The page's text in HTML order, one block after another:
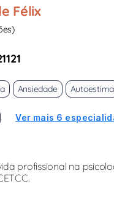
Félix
Ansiedade Autoestima
Ver mais 6
profissional na